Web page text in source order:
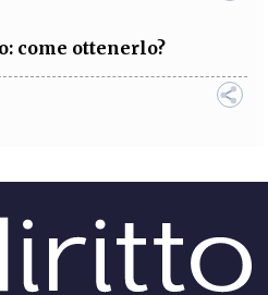
come ottenerlo?